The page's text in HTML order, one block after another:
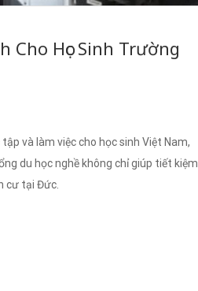
Cho Học Sinh Trường
và làm việc cho học sinh Việt Nam,
du học nghề không chỉ giúp tiết kiệm
cư tại Đức.